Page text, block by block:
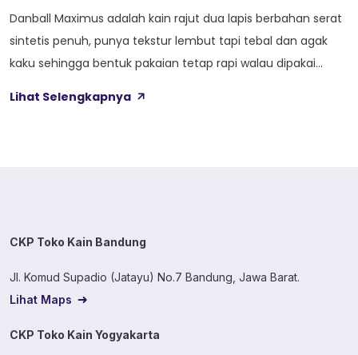
Danball Maximus adalah kain rajut dua lapis berbahan serat
sintetis penuh, punya tekstur lembut tapi tebal dan agak
kaku sehingga bentuk pakaian tetap rapi walau dipakai
yaitu Cool Touch, Wicking Process, Anti Bacterial, dan Anti
Lihat Selengkapnya
CKP Toko Kain Bandung
Jl. Komud Supadio (Jatayu) No.7 Bandung, Jawa Barat.
Lihat Maps
CKP Toko Kain Yogyakarta